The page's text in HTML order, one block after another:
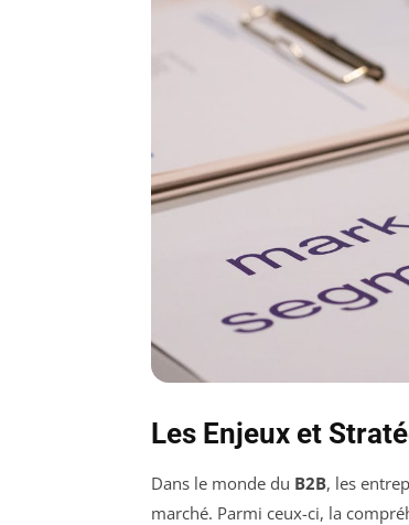
Les Enjeux et
Dans le monde du B2B, les
marché. Parmi ceux-ci, la